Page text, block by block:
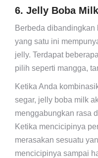
6. Jelly Boba Milk
Berbeda dibandingkan
yang satu ini
jelly. Terdapat
pilih seperti mangga,
Ketika Anda
segar, jelly boba milk
menggabungkan rasa
Ketika mencicipinya
merasakan sesuatu
mencicipinya sampai